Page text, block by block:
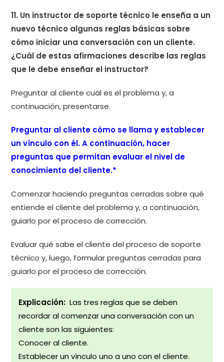
11. Un instructor de soporte técnico le enseña a un
nuevo técnico algunas reglas básicas sobre
cómo iniciar una conversación con un cliente.
¿Cuál de estas afirmaciones describe las reglas
que le debe enseñar el instructor?
Preguntar al cliente cuál es el problema y, a
continuación, presentarse.
Preguntar al cliente cómo se llama y establecer
un vínculo con él. A continuación, hacer
preguntas que permitan evaluar el nivel de
conocimiento del cliente.*
Comenzar haciendo preguntas cerradas sobre qué
entiende el cliente del problema y, a continuación,
guiarlo por el proceso de corrección.
Evaluar qué sabe el cliente del proceso de soporte
técnico y, luego, formular preguntas cerradas para
guiarlo por el proceso de corrección.
Explicación: Las tres reglas que se deben
recordar al comenzar una conversación con un
cliente son las siguientes:
Conocer al cliente.
Establecer un vínculo uno a uno con el cliente.